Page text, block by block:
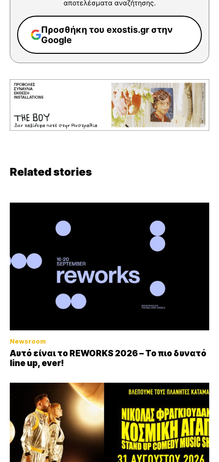
αποτελέσματα αναζήτησης.
Προσθήκη του exostis.gr στην
Google
Related stories
Newsroom
Αυτό είναι το REWORKS 2026 – Το πιο δυνατό
line up, ever!